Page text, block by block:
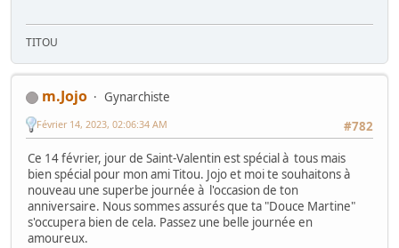
TITOU
m.Jojo
Gynarchiste
#782
Février 14, 2023, 02:06:34 AM
Ce 14 février, jour de Saint-Valentin est spécial à tous mais
bien spécial pour mon ami Titou. Jojo et moi te souhaitons à
nouveau une superbe journée à l'occasion de ton
anniversaire. Nous sommes assurés que ta "Douce Martine"
s'occupera bien de cela. Passez une belle journée en
amoureux.